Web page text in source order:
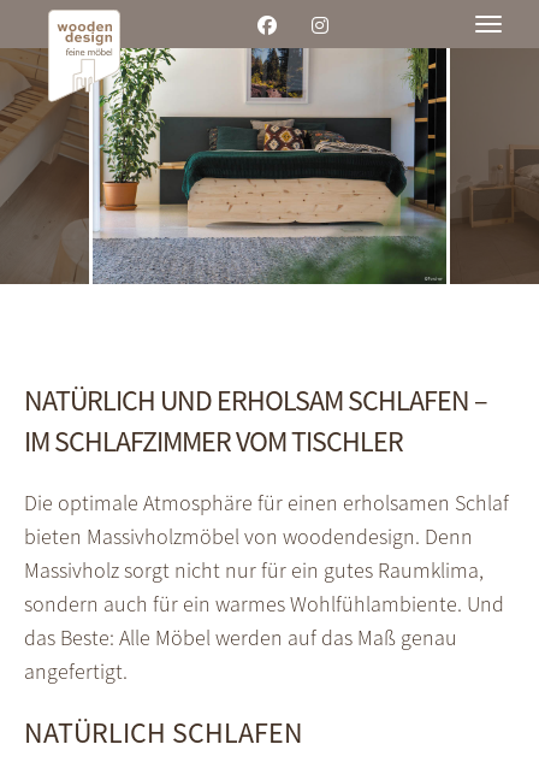
NATÜRLICH UND ERHOLSAM SCHLAFEN –
IM SCHLAFZIMMER VOM TISCHLER
Die optimale Atmosphäre für einen erholsamen Schlaf
bieten Massivholzmöbel von woodendesign. Denn
Massivholz sorgt nicht nur für ein gutes Raumklima,
sondern auch für ein warmes Wohlfühlambiente. Und
das Beste: Alle Möbel werden auf das Maß genau
angefertigt.
NATÜRLICH SCHLAFEN